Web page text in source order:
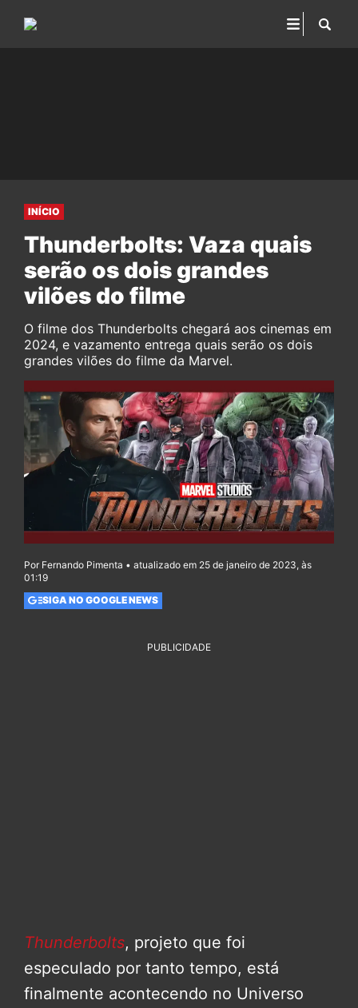
INÍCIO
Thunderbolts: Vaza quais
serão os dois grandes
vilões do filme
O filme dos Thunderbolts chegará aos cinemas em
2024, e vazamento entrega quais serão os dois
grandes vilões do filme da Marvel.
Por Fernando Pimenta • atualizado em 25 de janeiro de 2023, às
01:19
SIGA NO GOOGLE NEWS
PUBLICIDADE
Thunderbolts, projeto que foi
especulado por tanto tempo, está
finalmente acontecendo no Universo